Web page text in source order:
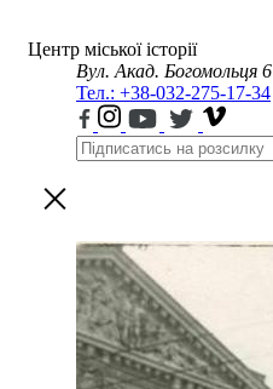
Центр міської історії
Вул. Акад. Богомольця 6
Тел.: +38-032-275-17-34